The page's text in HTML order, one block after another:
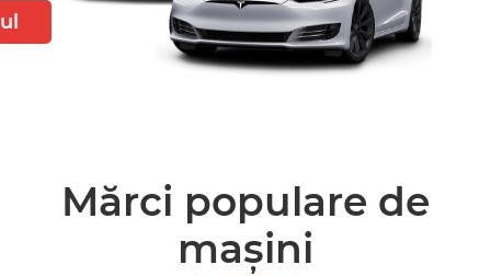
Mărci populare de
mașini